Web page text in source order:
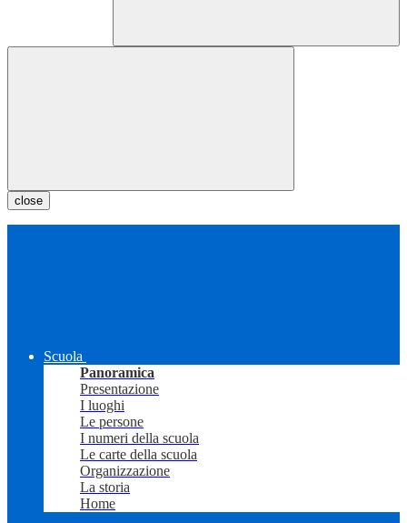
close
Scuola
Panoramica
Presentazione
I luoghi
Le persone
I numeri della scuola
Le carte della scuola
Organizzazione
La storia
Home